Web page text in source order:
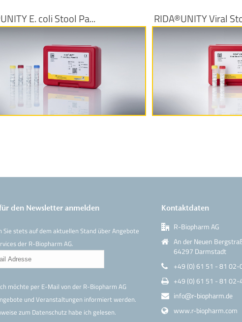
E. coli Stool Pa...
Produktinformationen
RIDA®UNITY Viral
den Newsletter anmelden
Sie stets auf dem aktuellen Stand über Angebote
der R-Biopharm AG.
möchte per E-Mail von der R-Biopharm AG
und Veranstaltungen informiert werden.
zum Datenschutzhabe ich gelesen.
Kontaktdaten
R-Biopharm AG
An der Neuen
64297 Darmstadt
+49 (0) 61 51 - 81 02-
+49 (0) 61 51 - 81 02-
info@r-biopharm.de
www.r-biopharm.com